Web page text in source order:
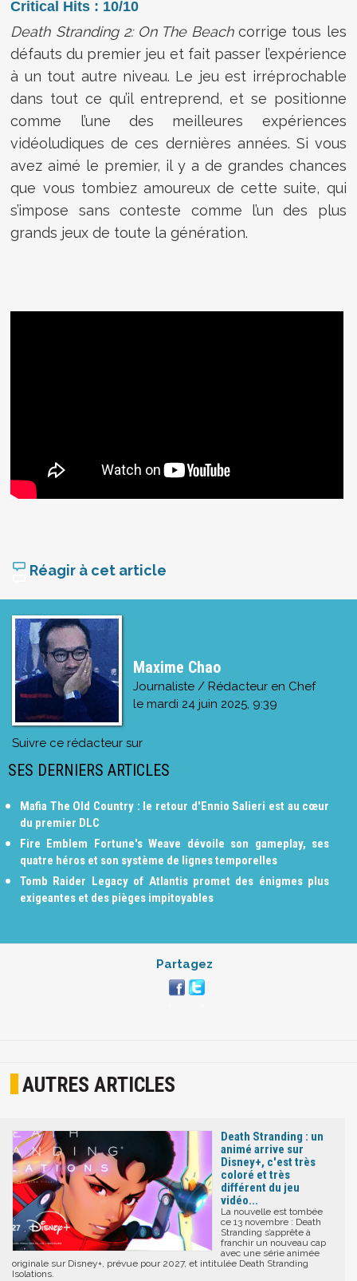
Critical Hits : 10/10
Death Stranding 2: On The Beachcorrige tous les
défauts du premier jeu et fait passer l’expérience
à un tout autre niveau. Le jeu est irréprochable
dans tout ce qu’il entreprend, et se positionne
comme l’une des meilleures expériences
vidéoludiques de ces dernières années. Si vous
avez aimé le premier, il y a de grandes chances
que vous tombiez amoureux de cette suite, qui
s’impose sans conteste comme l’un des plus
grands jeux de toute la génération.
Réagir à cet article
Maxime Chao
Journaliste / Rédacteur en Chef
le mardi 24 juin 2025, 9:39
Suivre ce rédacteur sur
SES DERNIERS ARTICLES
Mafia The Old Country : le retour d'Ennio Salieri est au cœur
du premier DLC
Fire Emblem Fortune's Weave dévoile son gameplay, ses
quatre héros et son système de lignes temporelles
Tomb Raider Legacy of Atlantis promet des énigmes plus
exigeantes et des pièges impitoyables
Partagez
AUTRES ARTICLES
Death Stranding : un
animé arrive sur
Disney+, c'est très
coloré et très
différent du jeu
vidéo...
La nouvelle est tombée
ce 13 novembre : Death
Stranding s’apprête à
franchir un nouveau cap
avec une série animée
originale sur Disney+, prévue pour 2027, et intitulée Death Stranding
Isolations.